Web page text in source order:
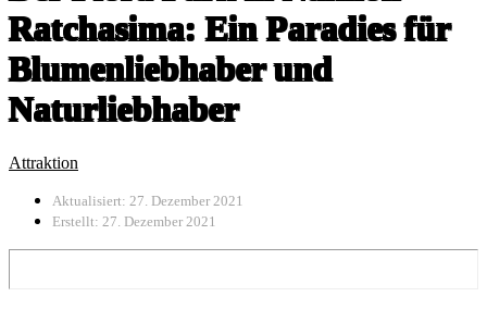
Ratchasima: Ein Paradies für
Blumenliebhaber und
Naturliebhaber
Attraktion
Aktualisiert: 27. Dezember 2021
Erstellt: 27. Dezember 2021